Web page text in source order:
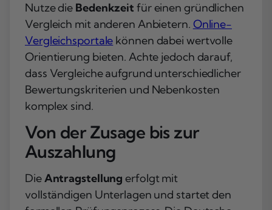
Nutze die Bedenkzeit für einen gründlichen
Vergleich mit anderen Anbietern. Online-
Vergleichsportale können dabei wertvolle
Orientierung bieten. Achte jedoch darauf,
dass Vergleiche aufgrund unterschiedlicher
Bewertungskriterien und Nebenkosten
komplex sind.
Von der Zusage bis zur
Auszahlung
DieAntragstellung erfolgt mit
vollständigen Unterlagen und startet den